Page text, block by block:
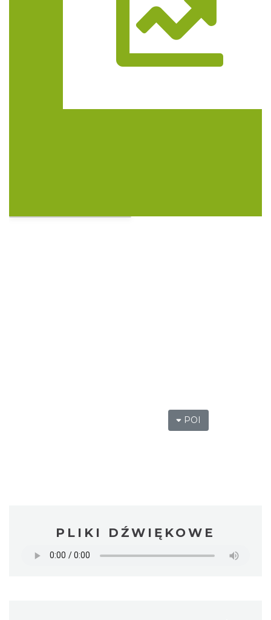
POI
Trasa
PLIKI DŹWIĘKOWE